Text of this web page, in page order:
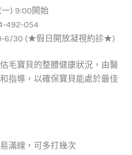
) 9:00開始
492-054
6/30 (★假日開放凝視約診★)
毛寶貝的整體健康狀況，由醫
指導，以確保寶貝能處於最佳
滿線，可多打幾次